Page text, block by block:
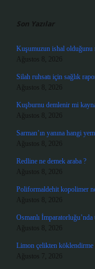
Son Yazılar
Kuşumuzun ishal olduğunu
Ağustos 8, 2026
Silah ruhsatı için sağlık
Ağustos 8, 2026
Kuşburnu demlenir mi
Ağustos 8, 2026
Sarman’ın yanına hangi
Ağustos 8, 2026
Redline ne demek araba ?
Ağustos 8, 2026
Poliformaldehit kopolimer
Ağustos 8, 2026
Osmanlı
Ağustos 8, 2026
Limon çelikten köklendirme
Ağustos 7, 2026